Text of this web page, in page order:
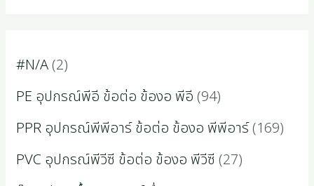
#N/A 2
PE อุปกรณ์พีอี ข้อต่อ ข้องอ พีอี 94
PPR อุปกรณ์พีพีอาร์ ข้อต่อ ข้องอ พีพีอาร์ 169
PVC อุปกรณ์พีวีซี ข้อต่อ ข้องอ พีวีซี 27